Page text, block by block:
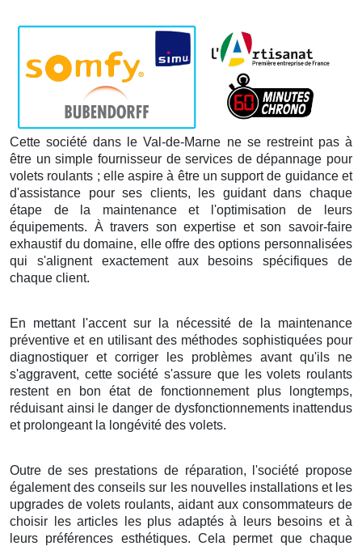
Cette société dans le Val-de-Marne ne se restreint pas à
être un simple fournisseur de services de dépannage pour
volets roulants ; elle aspire à être un support de guidance et
d'assistance pour ses clients, les guidant dans chaque
étape de la maintenance et l'optimisation de leurs
équipements. À travers son expertise et son savoir-faire
exhaustif du domaine, elle offre des options personnalisées
qui s'alignent exactement aux besoins spécifiques de
chaque client.
En mettant l'accent sur la nécessité de la maintenance
préventive et en utilisant des méthodes sophistiquées pour
diagnostiquer et corriger les problèmes avant qu'ils ne
s'aggravent, cette société s'assure que les volets roulants
restent en bon état de fonctionnement plus longtemps,
réduisant ainsi le danger de dysfonctionnements inattendus
et prolongeant la longévité des volets.
Outre de ses prestations de réparation, l'société propose
également des conseils sur les nouvelles installations et les
upgrades de volets roulants, aidant aux consommateurs de
choisir les articles les plus adaptés à leurs besoins et à
leurs préférences esthétiques. Cela permet que chaque